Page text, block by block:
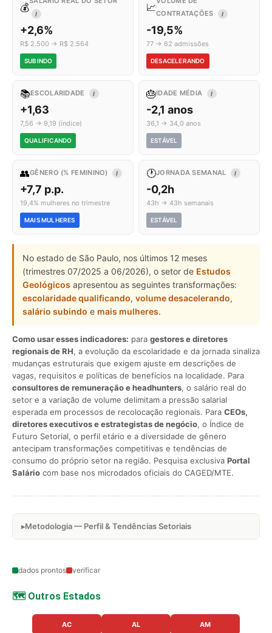
💰
I
+2,6%
R$ 2.500 → R$ 2.564
SUBINDO
📈CONTRATAÇÕES
I
-19,5%
77 → 62 admissões
DESACELERANDO
📚ESCOLARIDADE I
+1,63
7,56 → 9,19 (índice)
QUALIFICANDO
🎂IDADE MÉDIA I
-2,1 anos
36,1 → 34,0 anos
ESTÁVEL
👥GÊNERO (% FEMININO) I
+7,7 p.p.
19,4% mulheres no trimestre
MAIS MULHERES
🕐JORNADA SEMANAL I
-0,2h
43h → 43h semanais
ESTÁVEL
No estado de São Paulo, nos últimos 12 meses
(trimestres 07/2025 a 06/2026), o setor de Estudos
Geológicos apresentou as seguintes transformações:
escolaridade qualificando, volume desacelerando,
salário subindo e mais mulheres.
Como usar esses indicadores: para gestores e diretores
regionais de RH, a evolução da escolaridade e da jornada sinaliza
mudanças estruturais que exigem ajuste em descrições de
vagas, requisitos e políticas de benefícios na localidade. Para
consultores de remuneração e headhunters, o salário real do
setor e a variação de volume delimitam a pressão salarial
esperada em processos de recolocação regionais. Para CEOs,
diretores executivos e estrategistas de negócio, o Índice de
Futuro Setorial, o perfil etário e a diversidade de gênero
antecipam transformações competitivas e tendências de
consumo do próprio setor na região. Pesquisa exclusiva Portal
Salário com base nos microdados oficiais do CAGED/MTE.
Metodologia — Perfil & Tendências Setoriais
dados prontos verificar
🗺️ Outros Estados
AC AL AM